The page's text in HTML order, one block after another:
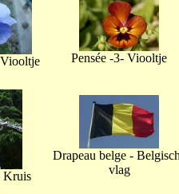
Pensée -3- Viooltje
Kruis
Drapeau belge -
vlag